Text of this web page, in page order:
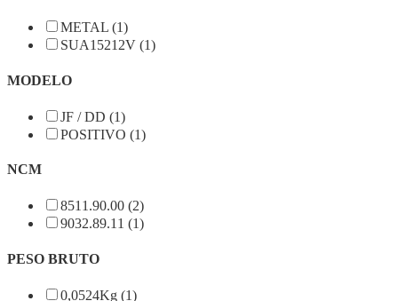
METAL (1)
SUA15212V (1)
MODELO
JF / DD (1)
POSITIVO (1)
NCM
8511.90.00 (2)
9032.89.11 (1)
PESO BRUTO
0,0524Kg (1)